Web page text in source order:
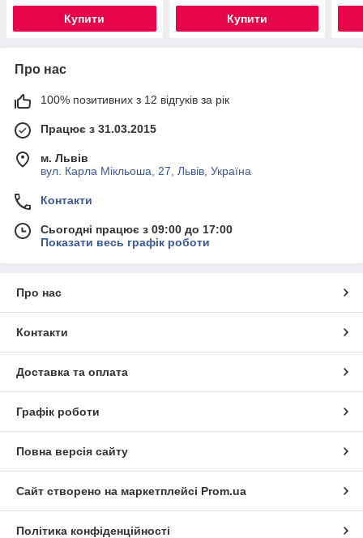
Купити Купити
Про нас
100% позитивних з 12 відгуків за рік
Працює з 31.03.2015
м. Львів
вул. Карла Мікльоша, 27, Львів, Україна
Контакти
Сьогодні працює з 09:00 до 17:00
Показати весь графік роботи
Про нас
Контакти
Доставка та оплата
Графік роботи
Повна версія сайту
Сайт створено на маркетплейсі Prom.ua
Політика конфіденційності